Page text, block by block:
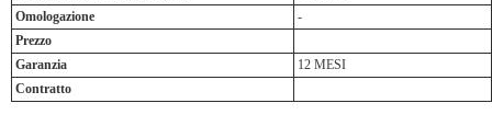
Omologazione
-
Prezzo
Garanzia
12 MESI
Contratto